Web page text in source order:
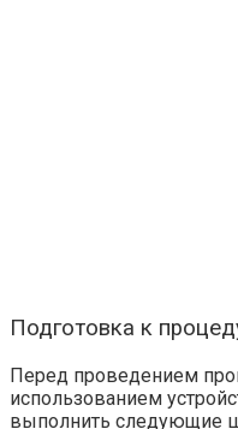
Подготовка к
Перед проведением
использованием
выполнить следующие